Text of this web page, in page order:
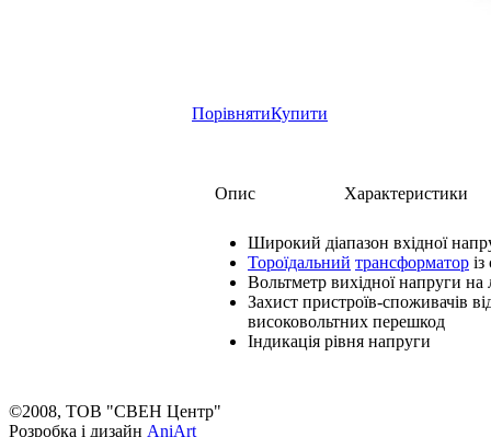
ПорівнятиКупити
Опис Характеристики
Широкий діапазон вхідної
Тороїдальний трансформатор
Вольтметр вихідної напруги на
Захист пристроїв-споживачів
високовольтних перешкод
Індикація рівня напруги
©2008, ТОВ "СВЕН Центр"
Розробка і дизайн AniArt